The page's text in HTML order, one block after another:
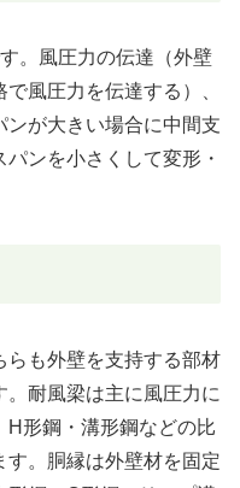
。風圧力の伝達（外壁
風圧力を伝達する）、
が大きい場合に中間支
ンを小さくして変形・
らも外壁を支持する部材
耐風梁は主に風圧力に
形鋼・溝形鋼などの比
。胴縁は外壁材を固定